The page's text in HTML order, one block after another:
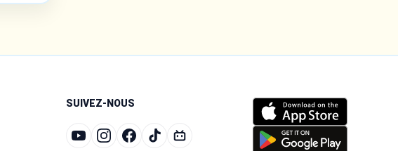
SUIVEZ-NOUS